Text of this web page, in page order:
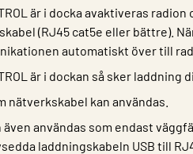
är i docka avaktiveras
(RJ45 cat5e eller bättre).
automatiskt över till
är i dockan så sker laddning
nätverkskabel kan användas.
även användas som endast
laddningskabeln USB till